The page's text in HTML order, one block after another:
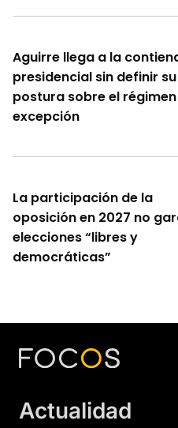
Aguirre llega a la
presidencial sin definir su
postura sobre el
excepción
La participación de la
oposición en 2027 no
elecciones “libres y
democráticas”
Actualidad